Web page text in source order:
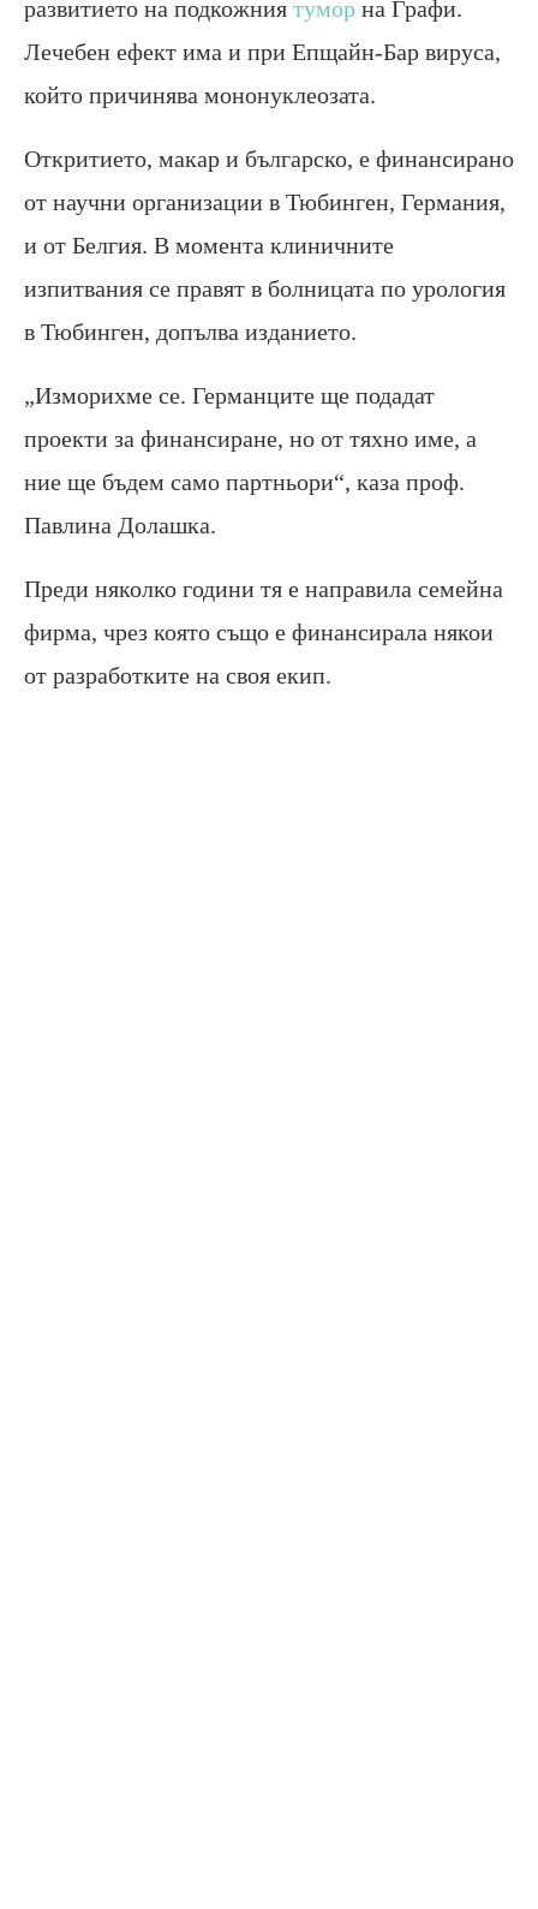
развитието на подкожния тумор на Графи.
Лечебен ефект има и при Епщайн-Бар вируса,
който причинява мононуклеозата.
Откритието, макар и българско, е финансирано
от научни организации в Тюбинген, Германия,
и от Белгия. В момента клиничните
изпитвания се правят в болницата по урология
в Тюбинген, допълва изданието.
„Изморихме се. Германците ще подадат
проекти за финансиране, но от тяхно име, а
ние ще бъдем само партньори“, каза проф.
Павлина Долашка.
Преди няколко години тя е направила семейна
фирма, чрез която също е финансирала някои
от разработките на своя екип.